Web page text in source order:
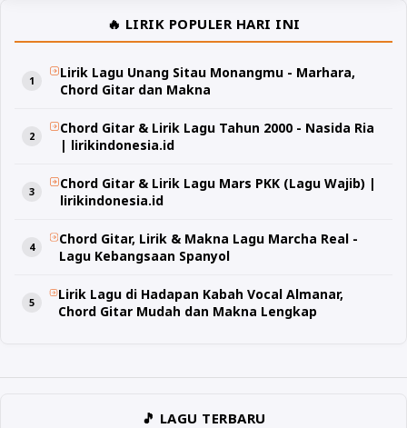
🔥 LIRIK POPULER HARI INI
Lirik Lagu Unang Sitau Monangmu - Marhara,
Chord Gitar dan Makna
Chord Gitar & Lirik Lagu Tahun 2000 - Nasida Ria
| lirikindonesia.id
Chord Gitar & Lirik Lagu Mars PKK (Lagu Wajib) |
lirikindonesia.id
Chord Gitar, Lirik & Makna Lagu Marcha Real -
Lagu Kebangsaan Spanyol
Lirik Lagu di Hadapan Kabah Vocal Almanar,
Chord Gitar Mudah dan Makna Lengkap
🎵 LAGU TERBARU